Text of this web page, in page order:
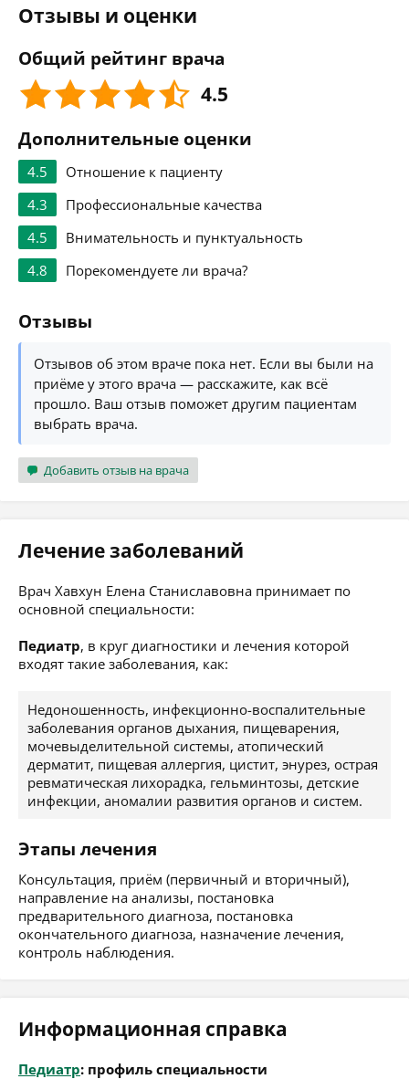
Отзывы и оценки
Общий рейтинг врача
4.5
Дополнительные оценки
4.5
Отношение к пациенту
4.3
Профессиональные качества
4.5
Внимательность и пунктуальность
4.8
Порекомендуете ли врача?
Отзывы
Отзывов об этом враче пока нет. Если вы были на
приёме у этого врача — расскажите, как всё
прошло. Ваш отзыв поможет другим пациентам
выбрать врача.
Добавить отзыв на врача
Лечение заболеваний
Врач Хавхун Елена Станиславовна принимает по
основной специальности:
Педиатр, в круг диагностики и лечения которой
входят такие заболевания, как:
Недоношенность, инфекционно-воспалительные
заболевания органов дыхания, пищеварения,
мочевыделительной системы, атопический
дерматит, пищевая аллергия, цистит, энурез, острая
ревматическая лихорадка, гельминтозы, детские
инфекции, аномалии развития органов и систем.
Этапы лечения
Консультация, приём (первичный и вторичный),
направление на анализы, постановка
предварительного диагноза, постановка
окончательного диагноза, назначение лечения,
контроль наблюдения.
Информационная справка
Педиатр: профиль специальности